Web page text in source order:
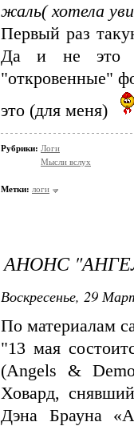
жаль( хотела
Первый раз
Да и не это
"откровенные"
это (для меня)
Рубрики: Логи
Мысли вслух
Метки: логи
АНОНС
Воскресенье, 29
По материалам
"13 мая
(Angels &
Ховард,
Дэна Брауна